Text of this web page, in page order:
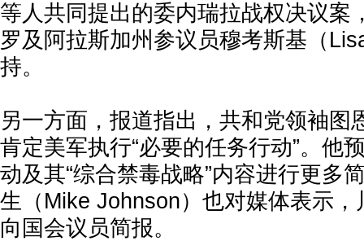
等人共同提出的委内瑞拉战权决议案
罗及阿拉斯加州参议员穆考斯基（
持。
另一方面，报道指出，共和党领袖图
肯定美军执行“必要的任务行动”。他
动及其“综合禁毒战略”内容进行更多
生（Mike Johnson）也对媒体表示，
向国会议员简报。